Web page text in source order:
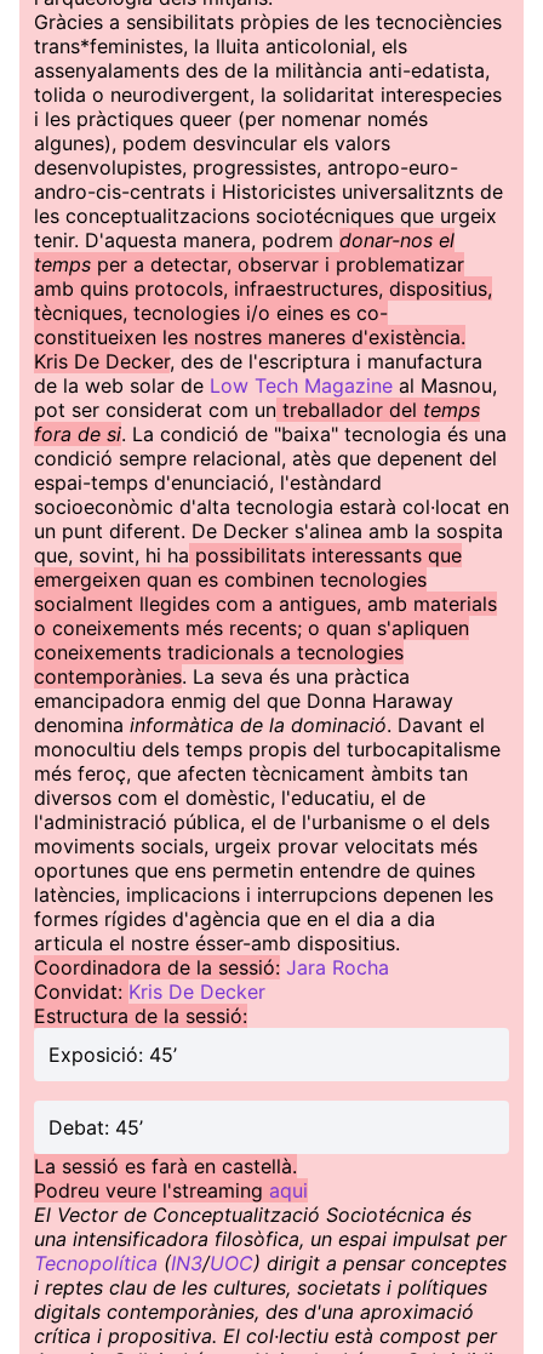
Gràcies a sensibilitats pròpies de les tecnociències
trans*feministes, la lluita anticolonial, els
assenyalaments des de la militància anti-edatista,
tolida o neurodivergent, la solidaritat interespecies
i les pràctiques queer (per nomenar només
algunes), podem desvincular els valors
desenvolupistes, progressistes, antropo-euro-
andro-cis-centrats i Historicistes universalitznts de
les conceptualitzacions sociotécniques que urgeix
tenir. D'aquesta manera, podrem donar-nos el
temps per a detectar, observar i problematizar
amb quins protocols, infraestructures, dispositius,
tècniques, tecnologies i/o eines es co-
constitueixen les nostres maneres d'existència.
Kris De Decker, des de l'escriptura i manufactura
de la web solar de Low Tech Magazine al Masnou,
pot ser considerat com un treballador del temps
fora de si. La condició de "baixa" tecnologia és una
condició sempre relacional, atès que depenent del
espai-temps d'enunciació, l'estàndard
socioeconòmic d'alta tecnologia estarà col·locat en
un punt diferent. De Decker s'alinea amb la sospita
que, sovint, hi ha possibilitats interessants que
emergeixen quan es combinen tecnologies
socialment llegides com a antigues, amb materials
o coneixements més recents; o quan s'apliquen
coneixements tradicionals a tecnologies
contemporànies. La seva és una pràctica
emancipadora enmig del que Donna Haraway
denomina informàtica de la dominació. Davant el
monocultiu dels temps propis del turbocapitalisme
més feroç, que afecten tècnicament àmbits tan
diversos com el domèstic, l'educatiu, el de
l'administració pública, el de l'urbanisme o el dels
moviments socials, urgeix provar velocitats més
oportunes que ens permetin entendre de quines
latències, implicacions i interrupcions depenen les
formes rígides d'agència que en el dia a dia
articula el nostre ésser-amb dispositius.
Coordinadora de la sessió: Jara Rocha
Convidat: Kris De Decker
Estructura de la sessió:
Exposició: 45’
Debat: 45’
La sessió es farà en castellà.
Podreu veure l'streaming aqui
El Vector de Conceptualització Sociotécnica és
una intensificadora filosòfica, un espai impulsat per
Tecnopolítica (IN3/UOC) dirigit a pensar conceptes
i reptes clau de les cultures, societats i polítiques
digitals contemporànies, des d'una aproximació
crítica i propositiva. El col·lectiu està compost per